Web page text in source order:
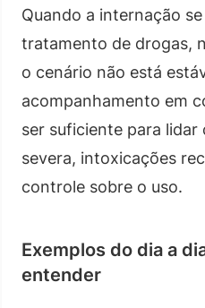
Quando a internação
tratamento de drogas,
o cenário não está
acompanhamento em
ser suficiente para
severa, intoxicações
controle sobre o uso.
Exemplos do dia a
entender